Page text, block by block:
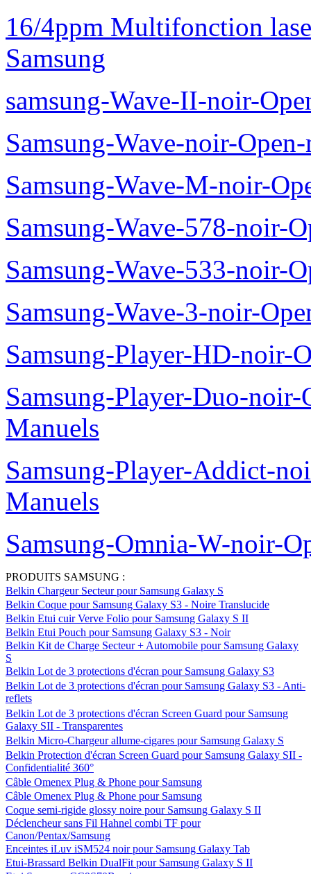
16/4ppm Multifonction
Samsung
samsung-Wave-II-noir-
Samsung-Wave-noir-
Samsung-Wave-M-noir-
Samsung-Wave-578-noir-
Samsung-Wave-533-noir-
Samsung-Wave-3-noir-
Samsung-Player-HD-noir-
Samsung-Player-Duo-
Manuels
Samsung-Player-Addict-
Manuels
Samsung-Omnia-W-noir-
PRODUITS SAMSUNG :
Belkin Chargeur Secteur pour Samsung Galaxy S
Belkin Coque pour Samsung Galaxy S3 - Noire Translucide
Belkin Etui cuir Verve Folio pour Samsung Galaxy S II
Belkin Etui Pouch pour Samsung Galaxy S3 - Noir
Belkin Kit de Charge Secteur + Automobile pour Samsung Galaxy
S
Belkin Lot de 3 protections d'écran pour Samsung Galaxy S3
Belkin Lot de 3 protections d'écran pour Samsung Galaxy S3 - Anti-
reflets
Belkin Lot de 3 protections d'écran Screen Guard pour Samsung
Galaxy SII - Transparentes
Belkin Micro-Chargeur allume-cigares pour Samsung Galaxy S
Belkin Protection d'écran Screen Guard pour Samsung Galaxy SII -
Confidentialité 360°
Câble Omenex Plug & Phone pour Samsung
Câble Omenex Plug & Phone pour Samsung
Coque semi-rigide glossy noire pour Samsung Galaxy S II
Déclencheur sans Fil Hahnel combi TF pour
Canon/Pentax/Samsung
Enceintes iLuv iSM524 noir pour Samsung Galaxy Tab
Etui-Brassard Belkin DualFit pour Samsung Galaxy S II